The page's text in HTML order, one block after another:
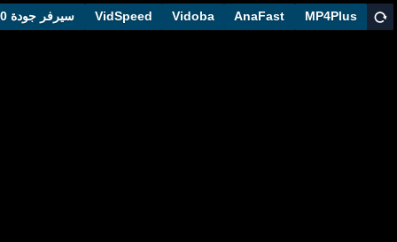
MP4Plus
AnaFast
Vidoba
VidSpeed سيرفر جودة 1080